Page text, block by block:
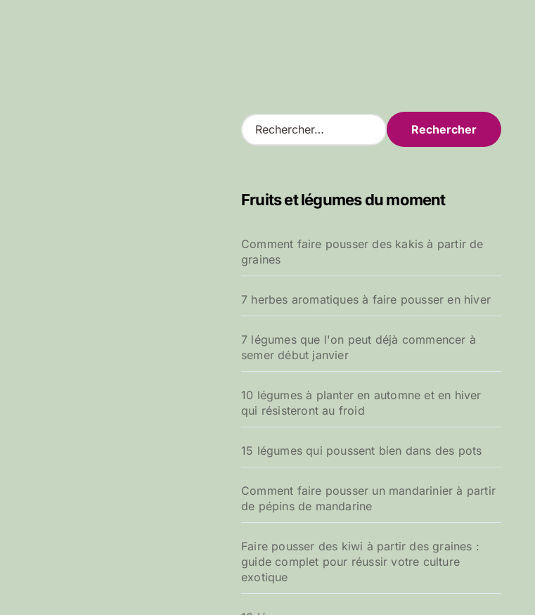
R
e
r
e
r
Fruits et légumes du moment
Comment faire pousser des kakis à partir de
graines
7 herbes aromatiques à faire pousser en hiver
7 légumes que l'on peut déjà commencer à
semer début janvier
10 légumes à planter en automne et en hiver
qui résisteront au froid
15 légumes qui poussent bien dans des pots
Comment faire pousser un mandarinier à partir
de pépins de mandarine
Faire pousser des kiwi à partir des graines :
guide complet pour réussir votre culture
exotique